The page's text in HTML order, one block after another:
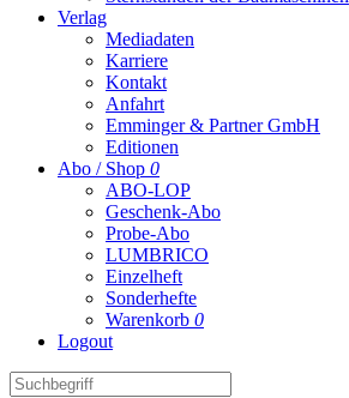
Verlag
Mediadaten
Karriere
Kontakt
Anfahrt
Emminger & Partner GmbH
Editionen
Abo / Shop 0
ABO-LOP
Geschenk-Abo
Probe-Abo
LUMBRICO
Einzelheft
Sonderhefte
Warenkorb 0
Logout